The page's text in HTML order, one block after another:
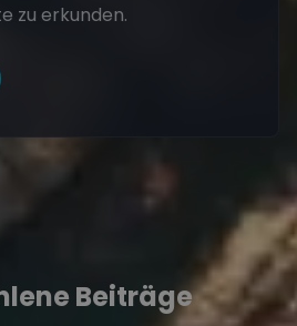
zu erkunden.
Beiträge